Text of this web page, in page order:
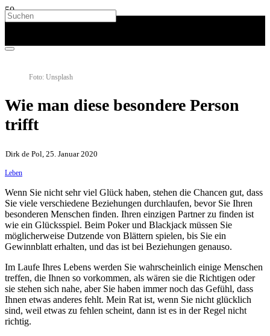
Foto: Unsplash
Wie man diese besondere Person
trifft
Dirk de Pol, 25. Januar 2020
Leben
Wenn Sie nicht sehr viel Glück haben, stehen die Chancen gut, dass
Sie viele verschiedene Beziehungen durchlaufen, bevor Sie Ihren
besonderen Menschen finden. Ihren einzigen Partner zu finden ist
wie ein Glücksspiel. Beim Poker und Blackjack müssen Sie
möglicherweise Dutzende von Blättern spielen, bis Sie ein
Gewinnblatt erhalten, und das ist bei Beziehungen genauso.
Im Laufe Ihres Lebens werden Sie wahrscheinlich einige Menschen
treffen, die Ihnen so vorkommen, als wären sie die Richtigen oder
sie stehen sich nahe, aber Sie haben immer noch das Gefühl, dass
Ihnen etwas anderes fehlt. Mein Rat ist, wenn Sie nicht glücklich
sind, weil etwas zu fehlen scheint, dann ist es in der Regel nicht
richtig.